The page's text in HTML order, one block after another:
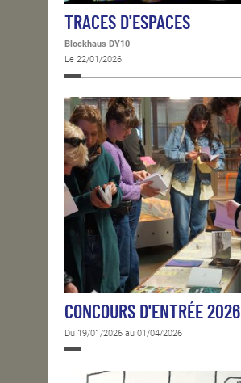
TRACES D'ESPACES
Blockhaus DY10
Le 22/01/2026
CONCOURS D'ENTRÉE 2026
Du 19/01/2026 au 01/04/2026